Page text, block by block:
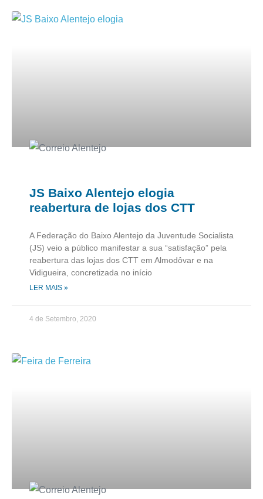
JS Baixo Alentejo elogia
reabertura de lojas dos CTT
A Federação do Baixo Alentejo da Juventude Socialista
(JS) veio a público manifestar a sua “satisfação” pela
reabertura das lojas dos CTT em Almodôvar e na
Vidigueira, concretizada no início
LER MAIS »
4 de Setembro, 2020